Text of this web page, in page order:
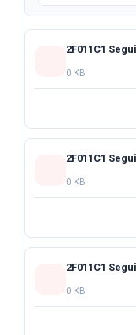
0 KB
0 KB
0 KB